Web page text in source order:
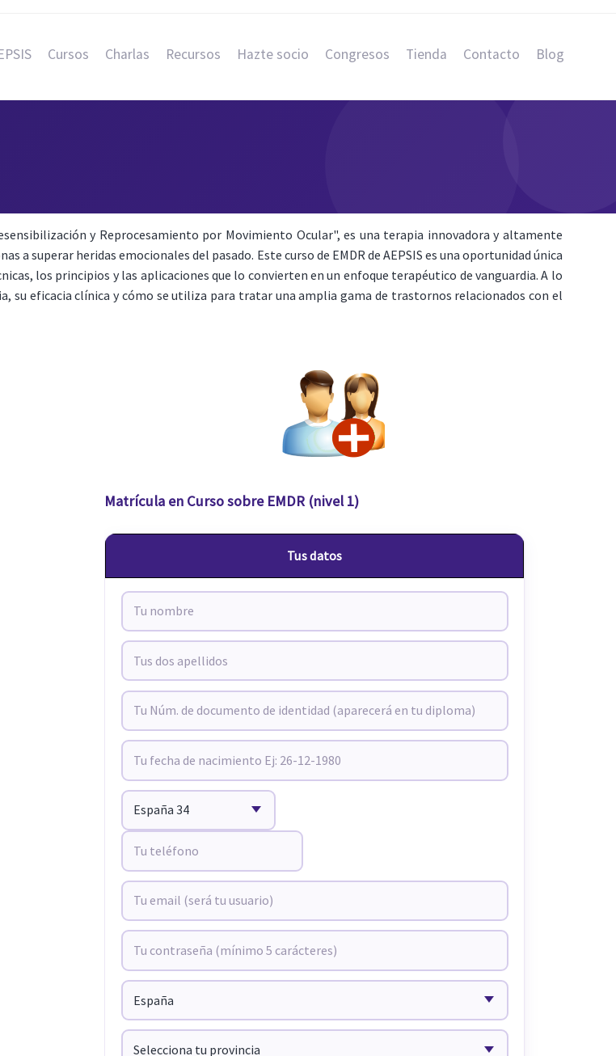
Cursos Charlas Recursos Hazte socio Congresos Tienda Contacto Blog
y Reprocesamiento por Movimiento Ocular", es una terapia innovadora y altamente
a superar heridas emocionales del pasado. Este curso de EMDR de AEPSIS es una oportunidad única
los principios y las aplicaciones que lo convierten en un enfoque terapéutico de vanguardia. A lo
su eficacia clínica y cómo se utiliza para tratar una amplia gama de trastornos relacionados con el
Matrícula en Curso sobre EMDR (nivel 1)
Tus datos